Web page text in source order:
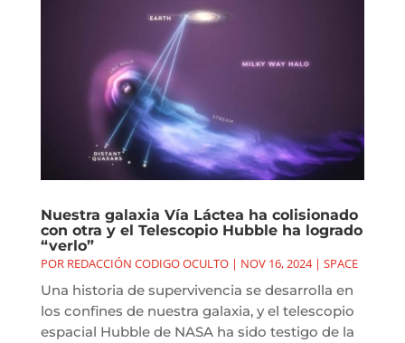
Nuestra galaxia Vía Láctea ha colisionado
con otra y el Telescopio Hubble ha logrado
“verlo”
POR REDACCIÓN CODIGO OCULTO| NOV 16, 2024| SPACE
Una historia de supervivencia se desarrolla en
los confines de nuestra galaxia, y el telescopio
espacial Hubble de NASA ha sido testigo de la